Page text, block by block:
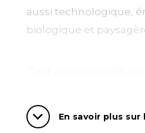
aussi technologique,
biologique et
culturels. Palais des
médiathèque,
En savoir plus